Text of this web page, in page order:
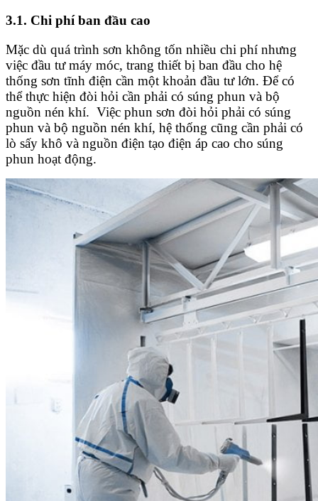
3.1. Chi phí ban đầu cao
Mặc dù quá trình sơn không tốn nhiều chi phí nhưng
việc đầu tư máy móc, trang thiết bị ban đầu cho hệ
thống sơn tĩnh điện cần một khoản đầu tư lớn. Để có
thể thực hiện đòi hỏi cần phải có súng phun và bộ
nguồn nén khí. Việc phun sơn đòi hỏi phải có súng
phun và bộ nguồn nén khí, hệ thống cũng cần phải có
lò sấy khô và nguồn điện tạo điện áp cao cho súng
phun hoạt động.